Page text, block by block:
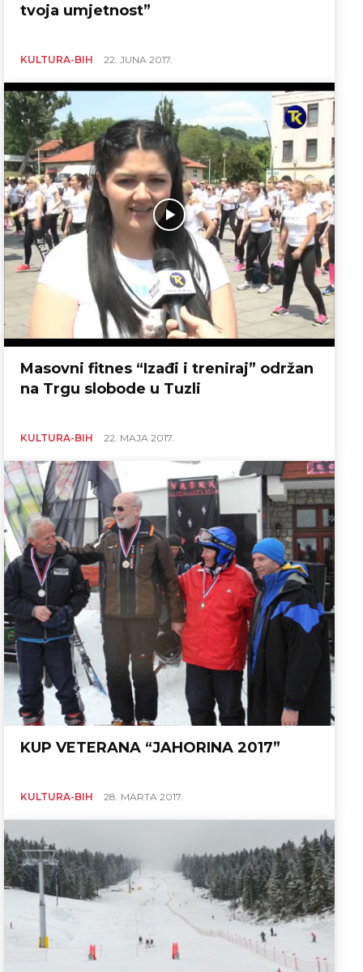
tvoja umjetnost”
KULTURA-BIH 22. JUNA 2017.
Masovni fitnes “Izađi i treniraj” održan
na Trgu slobode u Tuzli
KULTURA-BIH 22. MAJA 2017.
KUP VETERANA “JAHORINA 2017”
KULTURA-BIH 28. MARTA 2017.